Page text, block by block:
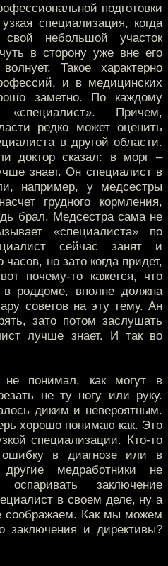
подготовки
специализация, когда
небольшой участок
в сторону уже вне его
Такое характерно
и в медицинских
заметно. По каждому
Причем,
редко может оценить
в другой области.
доктор сказал: в морг –
знает. Он специалист в
например, у медсестры
грудного кормления,
брал. Медсестра сама не
«специалиста» по
сейчас занят и
но зато когда придет,
почему-то кажется, что
роддоме, вполне должна
советов на эту тему. Ан
зато потом заслушать
лучше знает. И так во
понимал, как могут в
не ту ногу или руку.
диким и невероятным.
хорошо понимаю как. Это
специализации. Кто-то
в диагнозе или в
другие медработники не
заключение
в своем деле, ну а
соображаем. Как мы можем
заключения и директивы?